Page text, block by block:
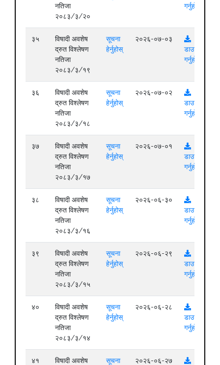
नतिजा
२०८३/३/२०
गर्नुहोस्
३५
विषादी अवशेष
द्रुत विश्लेषण
नतिजा
२०८३/३/१९
सूचना
हेर्नुहोस्
२०२६-०७-०३
डाउनलोड
गर्नुहोस्
३६
विषादी अवशेष
द्रुत विश्लेषण
नतिजा
२०८३/३/१८
सूचना
हेर्नुहोस्
२०२६-०७-०२
डाउनलोड
गर्नुहोस्
३७
विषादी अवशेष
द्रुत विश्लेषण
नतिजा
२०८३/३/१७
सूचना
हेर्नुहोस्
२०२६-०७-०१
डाउनलोड
गर्नुहोस्
३८
विषादी अवशेष
द्रुत विश्लेषण
नतिजा
२०८३/३/१६
सूचना
हेर्नुहोस्
२०२६-०६-३०
डाउनलोड
गर्नुहोस्
३९
विषादी अवशेष
द्रुत विश्लेषण
नतिजा
२०८३/३/१५
सूचना
हेर्नुहोस्
२०२६-०६-२९
डाउनलोड
गर्नुहोस्
४०
विषादी अवशेष
द्रुत विश्लेषण
नतिजा
२०८३/३/१४
सूचना
हेर्नुहोस्
२०२६-०६-२८
डाउनलोड
गर्नुहोस्
४१
विषादी अवशेष
सूचना
२०२६-०६-२७